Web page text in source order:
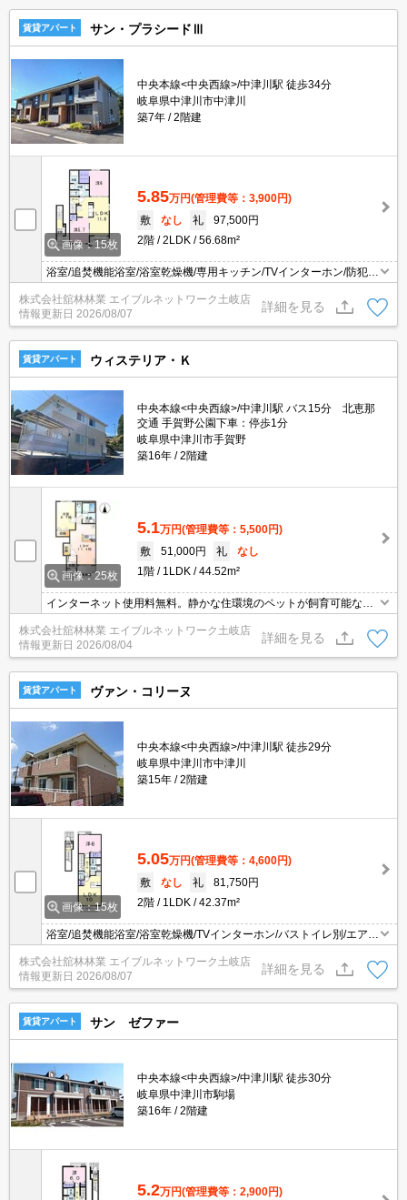
賃貸アパート サン・プラシードⅢ
中央本線<中央西線>/中津川駅 徒歩34分
岐阜県中津川市中津川
築7年
2階建
画像：15枚
5.85万円(管理費等：3,900円)
敷
なし 礼
97,500円
2階
2LDK 56.68m²
浴室/追焚機能浴室/浴室乾燥機/専用キッチン/TVインターホン/防犯カ
メラ/バストイレ別/エアコン2台/シャワー付洗面台/温水洗浄便座/ア
イランドキッチン/プロパンガス/浄水器/シューズボックス/BS/フロ
ーリング/24時間換気/オートバス/複層ガラス/ウォークスルークロゼ
ット/洗濯機置場（室内）/洗面所独立/
株式会社舘林林業 エイブルネットワーク土岐店
情報更新日 2026/08/07
詳細を見る
賃貸アパート ウィステリア・Ｋ
中央本線<中央西線>/中津川駅 バス15分 北恵那
交通 手賀野公園下車：停歩1分
岐阜県中津川市手賀野
築16年
2階建
画像：25枚
5.1万円(管理費等：5,500円)
敷
51,000円 礼
なし
1階
1LDK 44.52m²
インターネット使用料無料。静かな住環境のペットが飼育可能なア
パートです。カウンターキッチン・浴室乾燥機や追焚きなどの設備
が付いて生活に便利です。ペット可（相談）, 24時間緊急対応, 専用
庭, 南向き, 角部屋, Wi-fi対応
株式会社舘林林業 エイブルネットワーク土岐店
情報更新日 2026/08/04
詳細を見る
賃貸アパート ヴァン・コリーヌ
中央本線<中央西線>/中津川駅 徒歩29分
岐阜県中津川市中津川
築15年
2階建
画像：15枚
5.05万円(管理費等：4,600円)
敷
なし 礼
81,750円
2階
1LDK 42.37m²
浴室/追焚機能浴室/浴室乾燥機/TVインターホン/バストイレ別/エアコ
ン/照明付き/シャワー付洗面台/温水洗浄便座/対面式キッチン/プロパ
ンガス/シューズボックス/BS/CS/フローリング/クロゼット/洗濯機置
場（室内）/洗面所独立/給湯/シャワー/バルコニー/角住戸/南向き/最
上階/2階以上/セキュリティキー
株式会社舘林林業 エイブルネットワーク土岐店
情報更新日 2026/08/07
詳細を見る
賃貸アパート サン ゼファー
中央本線<中央西線>/中津川駅 徒歩30分
岐阜県中津川市駒場
築16年
2階建
5.2万円(管理費等：2,900円)